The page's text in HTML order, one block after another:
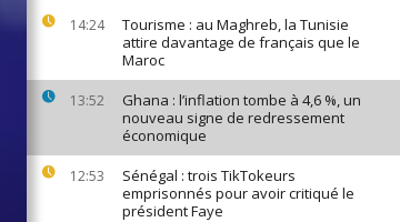
14:24
Tourisme : au Maghreb, la Tunisie
attire davantage de français que le
Maroc
13:52
Ghana : l’inflation tombe à 4,6 %, un
nouveau signe de redressement
économique
12:53
Sénégal : trois TikTokeurs
emprisonnés pour avoir critiqué le
président Faye